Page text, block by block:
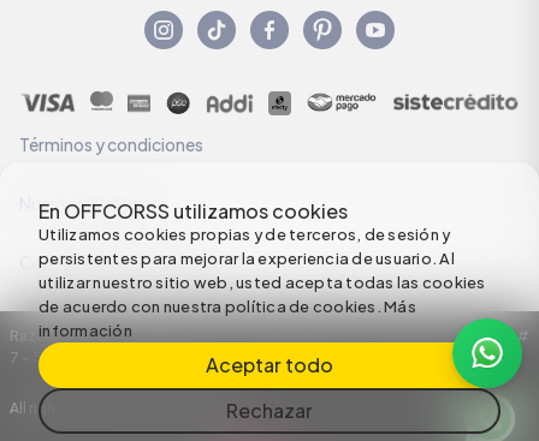
En OFFCORSS utilizamos cookies
Utilizamos cookies propias y de terceros, de sesión y
persistentes para mejorar la experiencia de usuario. Al
utilizar nuestro sitio web, usted acepta todas las cookies
de acuerdo con nuestra política de cookies.Más
información
Aceptar todo
Rechazar
Términos y condiciones
Nuestras Políticas
Configuración de Cookies
Razón Social: C.I HERMECO S.A. NIT: 890924167-6 Dirección: Carrera 50 #
7 – 35
All rights reserved empowered by